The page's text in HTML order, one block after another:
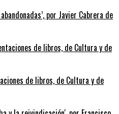
por Javier Cabrera de
de libros, de Cultura y de